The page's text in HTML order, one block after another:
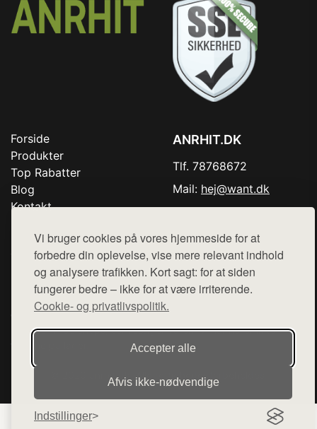
Vi bruger cookies på vores hjemmeside for at
forbedre din oplevelse, vise mere relevant indhold
og analysere trafikken. Kort sagt: for at siden
fungerer bedre – ikke for at være irriterende.
Cookie- og privatlivspolitik.
Accepter alle
Afvis ikke‑nødvendige
Indstillinger
Forside
Produkter
Top Rabatter
Blog
Kontakt
ANRHIT.DK
Tlf. 78768672
Mail: hej@want.dk
Denne side er en del af want.dk, der udgiver en række
hjemmesider med præsentation af forskellige produkter fra
diverse webshops. Der sælges ikke varer fra denne side - vi
henviser til de shops, som sælger varen. Vi har heller ikke
varerne på lager.
© 2026 anrhit.dk. Alle rettigheder forbeholdes.